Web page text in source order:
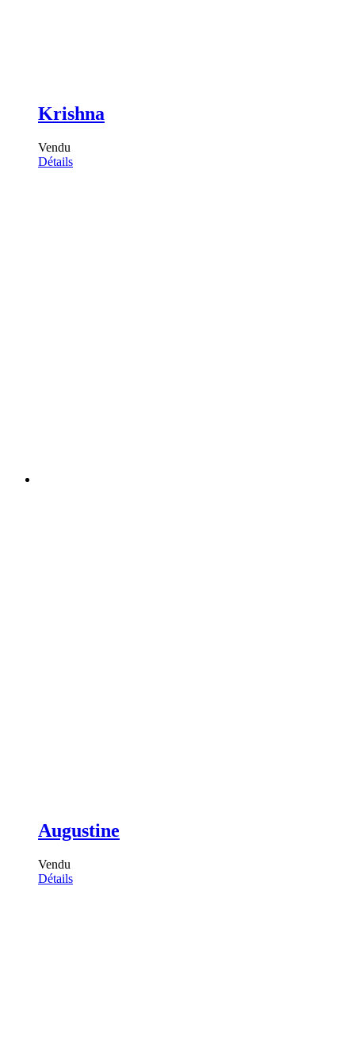
Krishna
Vendu
Détails
Augustine
Vendu
Détails